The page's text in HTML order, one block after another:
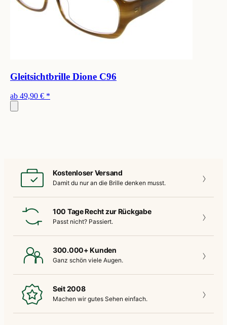
Gleitsichtbrille Dione C96
ab 49,90 € *
Kostenloser Versand
Damit du nur an die Brille denken musst.
100 Tage Recht zur Rückgabe
Passt nicht? Passiert.
300.000+ Kunden
Ganz schön viele Augen.
Seit 2008
Machen wir gutes Sehen einfach.